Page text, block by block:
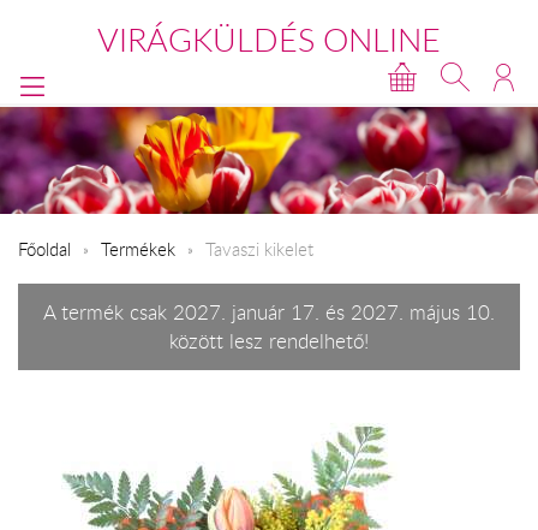
VIRÁGKÜLDÉS ONLINE
Főoldal Termékek Tavaszi kikelet
A termék csak 2027. január 17. és 2027. május 10.
között lesz rendelhető!